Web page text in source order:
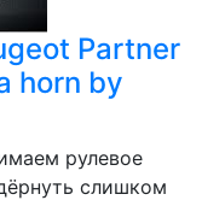
Partner
horn by
рулевое
слишком